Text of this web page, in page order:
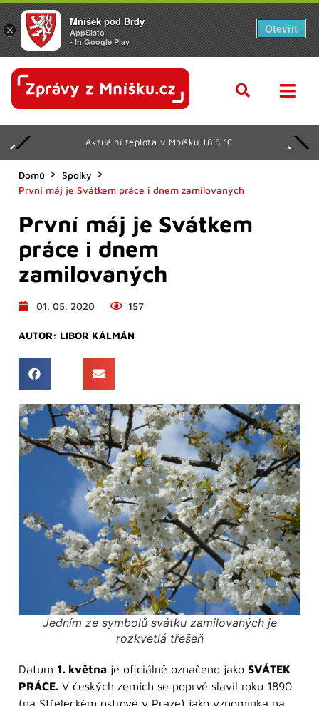
Aktuální teplota v Mníšku 18.5 °C
Domů
Spolky
První máj je Svátkem práce i dnem zamilovaných
První máj je Svátkem
práce i dnem
zamilovaných
01. 05. 2020 157
AUTOR: LIBOR KÁLMÁN
Jedním ze symbolů svátku zamilovaných je
rozkvetlá třešeň
Datum 1. května je oficiálně označeno jako SVÁTEK
PRÁCE. V českých zemích se poprvé slavil roku 1890
(na Střeleckém ostrově v Praze) jako vzpomínka na
×
Mníšek pod Brdy
AppSisto
- In Google Play
Otevřít